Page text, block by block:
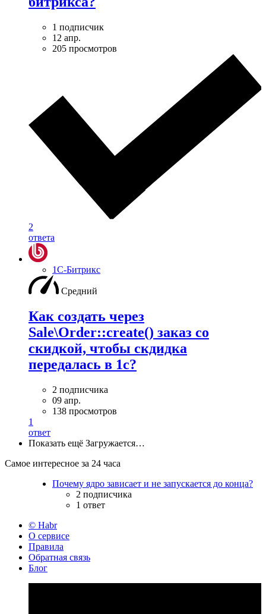
1 подписчик
12 апр.
205 просмотров
2
ответа
1С-Битрикс
Средний
Как создать через
Sale\Order::create() заказ со
скидкой, чтобы скдидка
передалась в 1с?
2 подписчика
09 апр.
138 просмотров
1
ответ
Показать ещё Загружается…
Самое интересное за 24 часа
Почему ядро зависает и не запускается до конца?
2 подписчика
1 ответ
© Habr
О сервисе
Правила
Обратная связь
Блог